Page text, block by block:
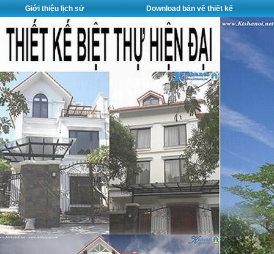
Giới thiệu lịch sử Download bản vẽ thiết kế